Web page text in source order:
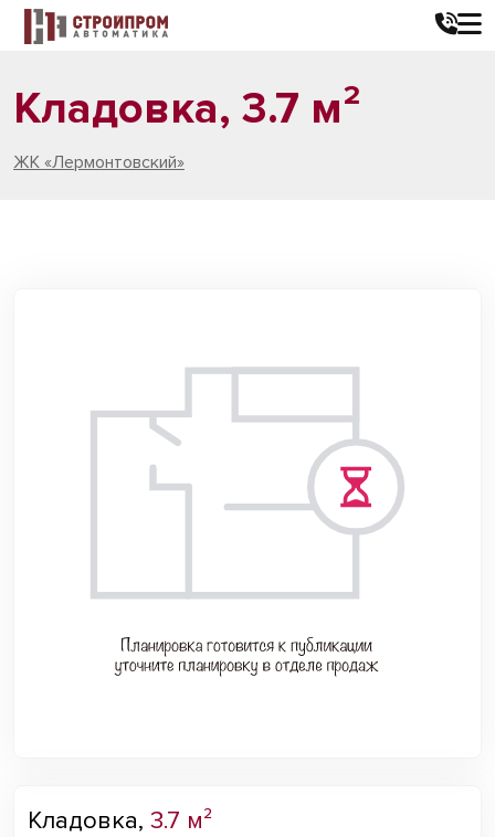
Кладовка, 3.7 м²
ЖК «Лермонтовский»
Кладовка, 3.7 м²